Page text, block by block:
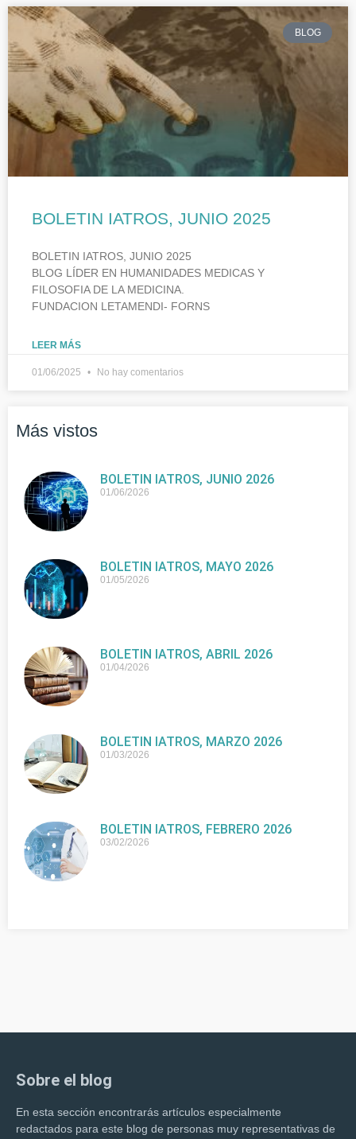
BLOG
BOLETIN IATROS, JUNIO 2025
BOLETIN IATROS, JUNIO 2025
BLOG LÍDER EN HUMANIDADES MEDICAS Y
FILOSOFIA DE LA MEDICINA.
FUNDACION LETAMENDI- FORNS
LEER MÁS
01/06/2025 No hay comentarios
Más vistos
BOLETIN IATROS, JUNIO 2026
01/06/2026
BOLETIN IATROS, MAYO 2026
01/05/2026
BOLETIN IATROS, ABRIL 2026
01/04/2026
BOLETIN IATROS, MARZO 2026
01/03/2026
BOLETIN IATROS, FEBRERO 2026
03/02/2026
Sobre el blog
En esta sección encontrarás artículos especialmente
redactados para este blog de personas muy representativas de